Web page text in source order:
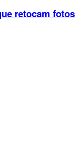
retocam fotos